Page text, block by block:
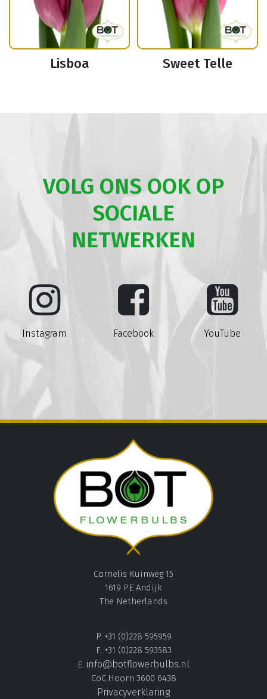
Lisboa Sweet Telle
VOLG ONS OOK OP
SOCIALE
NETWERKEN
Instagram Facebook YouTube
Cornelis Kuinweg 15
1619 PE Andijk
The Netherlands
P. +31 (0)228 595959
F. +31 (0)228 593583
E. info@botflowerbulbs.nl
CoC.Hoorn 3600 6438
Privacyverklaring